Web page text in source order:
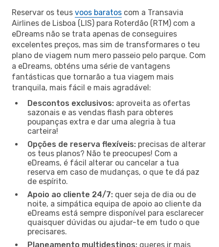
Reservar os teus voos baratos com a Transavia
Airlines de Lisboa (LIS) para Roterdão (RTM) com a
eDreams não se trata apenas de conseguires
excelentes preços, mas sim de transformares o teu
plano de viagem num mero passeio pelo parque. Com
a eDreams, obténs uma série de vantagens
fantásticas que tornarão a tua viagem mais
tranquila, mais fácil e mais agradável:
Descontos exclusivos: aproveita as ofertas
sazonais e as vendas flash para obteres
poupanças extra e dar uma alegria à tua
carteira!
Opções de reserva flexíveis: precisas de alterar
os teus planos? Não te preocupes! Com a
eDreams, é fácil alterar ou cancelar a tua
reserva em caso de mudanças, o que te dá paz
de espírito.
Apoio ao cliente 24/7: quer seja de dia ou de
noite, a simpática equipa de apoio ao cliente da
eDreams está sempre disponível para esclarecer
quaisquer dúvidas ou ajudar-te em tudo o que
precisares.
Planeamento multidestinos: queres ir mais